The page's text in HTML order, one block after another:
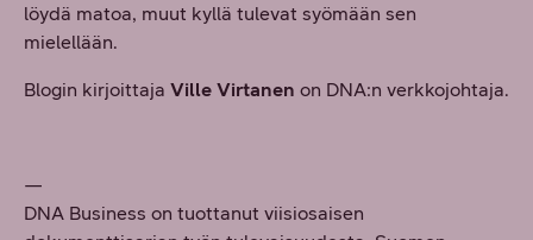
löydä matoa, muut kyllä tulevat syömään sen
mielellään.
Blogin kirjoittaja Ville Virtanen on DNA:n verkkojohtaja.
—
DNA Business on tuottanut viisiosaisen